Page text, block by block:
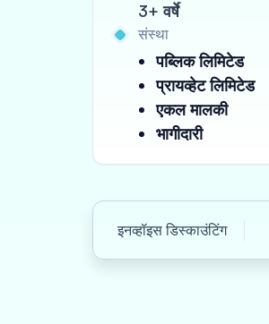
3+ वर्षे
संस्था
पब्लिक लिमिटेड
प्रायव्हेट लिमिटेड
एकल मालकी
भागीदारी
इनव्हॉइस डिस्काउंटिंग